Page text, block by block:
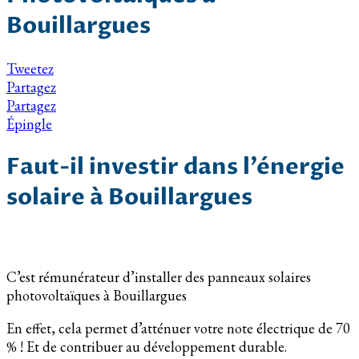
Bouillargues
Tweetez
Partagez
Partagez
Épingle
Faut-il investir dans l’énergie
solaire à Bouillargues
C’est rémunérateur d’installer des panneaux solaires
photovoltaïques à Bouillargues
En effet, cela permet d’atténuer votre note électrique de 70
% ! Et de contribuer au développement durable.